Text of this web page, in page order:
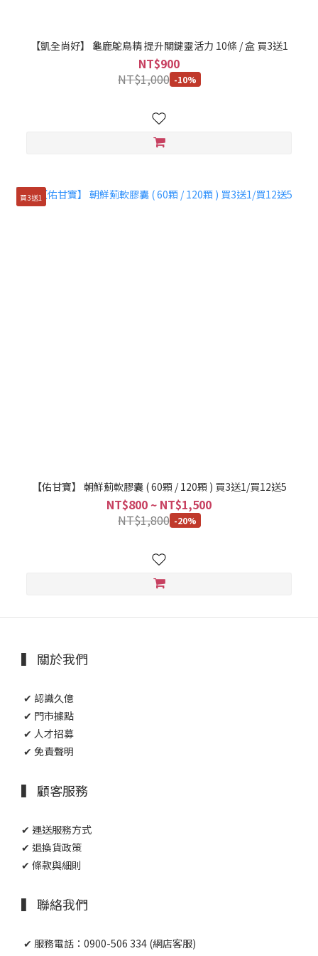
【凱全尚好】 龜鹿鴕鳥精 提升關鍵靈活力 10條 / 盒 買3送1
NT$900
NT$1,000 -10%
買3送1
【佑甘寶】 朝鮮薊軟膠囊 ( 60顆 / 120顆 ) 買3送1/買12送5
NT$800 ~ NT$1,500
NT$1,800 -20%
▍ 關於我們
✔ 認識久億
✔ 門市據點
✔ 人才招募
✔ 免責聲明
▍ 顧客服務
✔ 運送服務方式
✔ 退換貨政策
✔ 條款與細則
▍ 聯絡我們
✔ 服務電話：0900-506 334 (網店客服)